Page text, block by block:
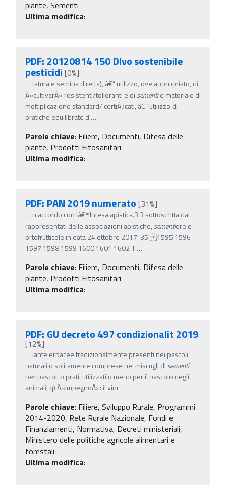
piante, Sementi
Ultima modifica:
PDF: 20120814 150 Dlvo sostenibile
pesticidi [0%]
…tatura e semina diretta), â€” utilizzo, ove appropriato, di
Â«cultivarÂ» resistenti/tolleranti e di sementie materiale di
moltiplicazione standard/ certiÂ¿cati, â€” utilizzo di
pratiche equilibrate d …
Parole chiave: Filiere, Documenti, Difesa delle
piante, Prodotti Fitosanitari
Ultima modifica:
PDF: PAN 2019 numerato [31%]
… n accordo con lâ€™Intesa apistica.3 3 sottoscritta dai
rappresentati delle associazioni apistiche, sementiere e
ortofrutticole in data 24 ottobre 2017. 35 1595 1596
1597 1598 1599 1600 1601 1602 1 …
Parole chiave: Filiere, Documenti, Difesa delle
piante, Prodotti Fitosanitari
Ultima modifica:
PDF: GU decreto 497 condizionalit 2019
[12%]
… iante erbacee tradizionalmente presenti nei pascoli
naturali o solitamente comprese nei miscugli di sementi
per pascoli o prati, utilizzati o meno per il pascolo degli
animali; q) Â«impegnoÂ»: il vinc…
Parole chiave: Filiere, Sviluppo Rurale, Programmi
2014-2020, Rete Rurale Nazionale, Fondi e
Finanziamenti, Normativa, Decreti ministeriali,
Ministero delle politiche agricole alimentari e
forestali
Ultima modifica: